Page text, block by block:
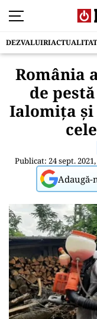
DEZVALUIRI
România
de
Ialomița și
Publicat: 24 sept.
Adaugă-